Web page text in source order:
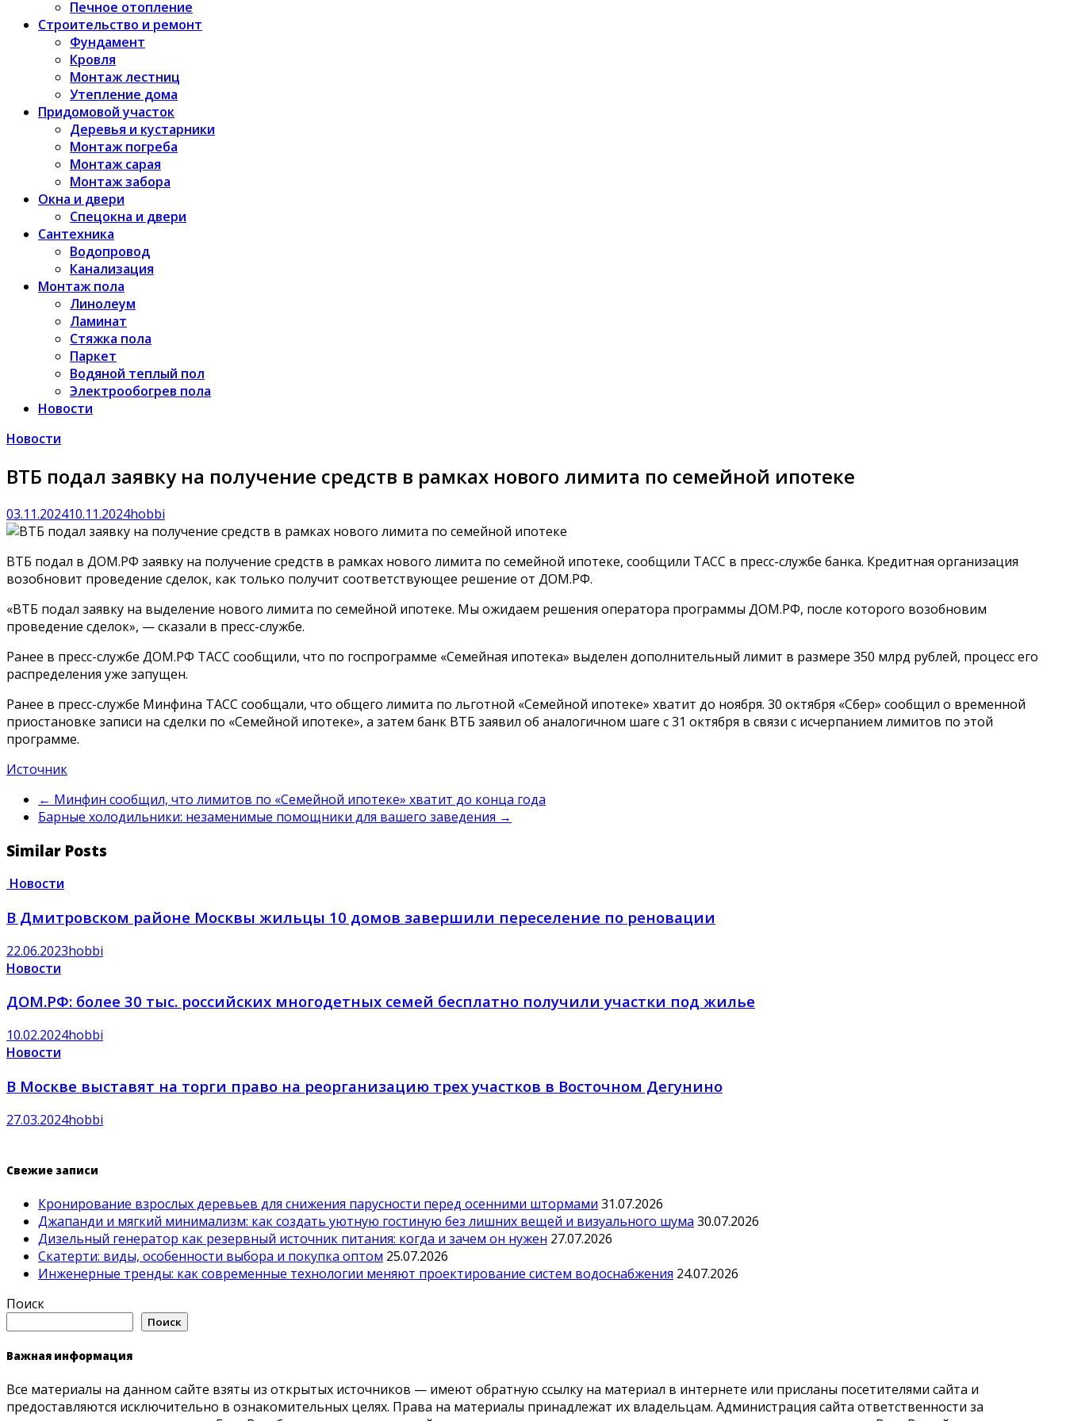
Печное отопление
Строительство и ремонт
Фундамент
Кровля
Монтаж лестниц
Утепление дома
Придомовой участок
Деревья и кустарники
Монтаж погреба
Монтаж сарая
Монтаж забора
Окна и двери
Спецокна и двери
Сантехника
Водопровод
Канализация
Монтаж пола
Линолеум
Ламинат
Стяжка пола
Паркет
Водяной теплый пол
Электрообогрев пола
Новости
Новости
ВТБ подал заявку на получение средств в рамках нового лимита по семейной ипотеке
03.11.202410.11.2024hobbi
ВТБ подал в ДОМ.РФ заявку на получение средств в рамках нового лимита по семейной ипотеке, сообщили ТАСС в пресс-службе банка. Кредитная организация
возобновит проведение сделок, как только получит соответствующее решение от ДОМ.РФ.
«ВТБ подал заявку на выделение нового лимита по семейной ипотеке. Мы ожидаем решения оператора программы ДОМ.РФ, после которого возобновим
проведение сделок», — сказали в пресс-службе.
Ранее в пресс-службе ДОМ.РФ ТАСС сообщили, что по госпрограмме «Семейная ипотека» выделен дополнительный лимит в размере 350 млрд рублей, процесс его
распределения уже запущен.
Ранее в пресс-службе Минфина ТАСС сообщали, что общего лимита по льготной «Семейной ипотеке» хватит до ноября. 30 октября «Сбер» сообщил о временной
приостановке записи на сделки по «Семейной ипотеке», а затем банк ВТБ заявил об аналогичном шаге с 31 октября в связи с исчерпанием лимитов по этой
программе.
Источник
← Минфин сообщил, что лимитов по «Семейной ипотеке» хватит до конца года
Барные холодильники: незаменимые помощники для вашего заведения →
Similar Posts
Новости
В Дмитровском районе Москвы жильцы 10 домов завершили переселение по реновации
22.06.2023hobbi
Новости
ДОМ.РФ: более 30 тыс. российских многодетных семей бесплатно получили участки под жилье
10.02.2024hobbi
Новости
В Москве выставят на торги право на реорганизацию трех участков в Восточном Дегунино
27.03.2024hobbi
Свежие записи
Кронирование взрослых деревьев для снижения парусности перед осенними штормами 31.07.2026
Джапанди и мягкий минимализм: как создать уютную гостиную без лишних вещей и визуального шума 30.07.2026
Дизельный генератор как резервный источник питания: когда и зачем он нужен 27.07.2026
Скатерти: виды, особенности выбора и покупка оптом 25.07.2026
Инженерные тренды: как современные технологии меняют проектирование систем водоснабжения 24.07.2026
Поиск
Поиск
Важная информация
Все материалы на данном сайте взяты из открытых источников — имеют обратную ссылку на материал в интернете или присланы посетителями сайта и
предоставляются исключительно в ознакомительных целях. Права на материалы принадлежат их владельцам. Администрация сайта ответственности за